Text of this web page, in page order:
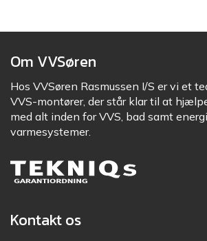
Om VVSøren
Hos VVSøren Rasmussen I/S er vi et
VVS-montører, der står klar til at
med alt inden for VVS, bad samt
varmesystemer.
Kontakt os